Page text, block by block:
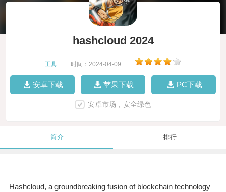
hashcloud 2024
工具 时间：2024-04-09
安卓下载 苹果下载 PC下载
安卓市场，安全绿色
简介 排行
Hashcloud, a groundbreaking fusion of blockchain technology